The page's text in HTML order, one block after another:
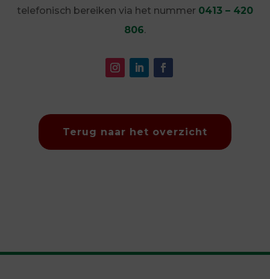
telefonisch bereiken via het nummer 0413 – 420
806.
Terug naar het overzicht